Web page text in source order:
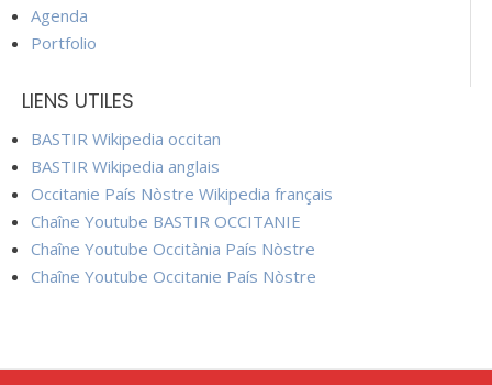
Agenda
Portfolio
LIENS UTILES
BASTIR Wikipedia occitan
BASTIR Wikipedia anglais
Occitanie País Nòstre Wikipedia français
Chaîne Youtube BASTIR OCCITANIE
Chaîne Youtube Occitània País Nòstre
Chaîne Youtube Occitanie País Nòstre